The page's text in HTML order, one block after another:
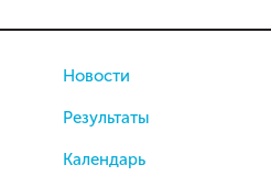
Новости
Результаты
Календарь